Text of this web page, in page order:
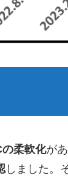
の柔軟化が
しました。